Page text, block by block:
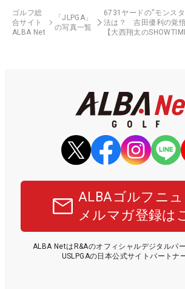
ゴルフ総
合サイト
ALBA Net
「JLPGA」
の写真一覧
6731ヤードの“モンス
法は？ 吉田優利の覚
【大西翔太の
ALBAゴルフニュ
メルマガ登録は
ALBA NetはR&Aのオフィシャルデジタルパ
USLPGAの日本公式サイトパートナ